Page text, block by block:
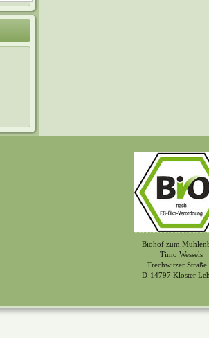
Biohof zum
Timo Wessels
Trechwitzer Straße
D-14797 Kloster